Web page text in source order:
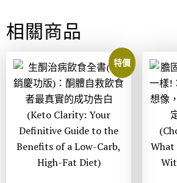
相關商品
特價